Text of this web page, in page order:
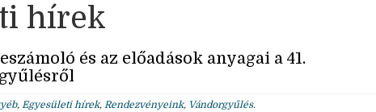
hírek
és az előadások anyagai a 41.
, Egyesületi hírek, Rendezvényeink, Vándorgyűlés.